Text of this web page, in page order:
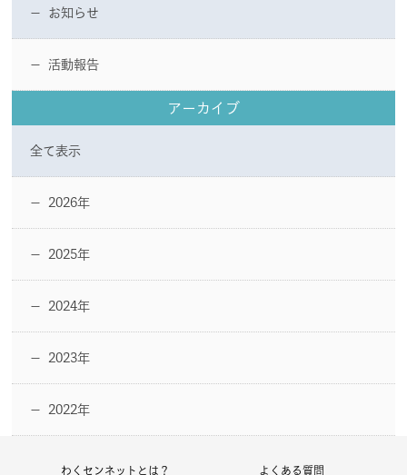
ー お知らせ
ー 活動報告
アーカイブ
全て表示
ー 2026年
ー 2025年
ー 2024年
ー 2023年
ー 2022年
わくセンネットとは？ よくある質問